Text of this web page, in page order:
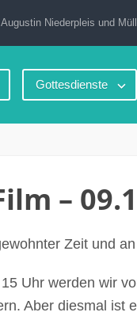
Niederpleis und
Gottesdienste
–
Zeit und
Uhr werden wir
Aber diesmal ist